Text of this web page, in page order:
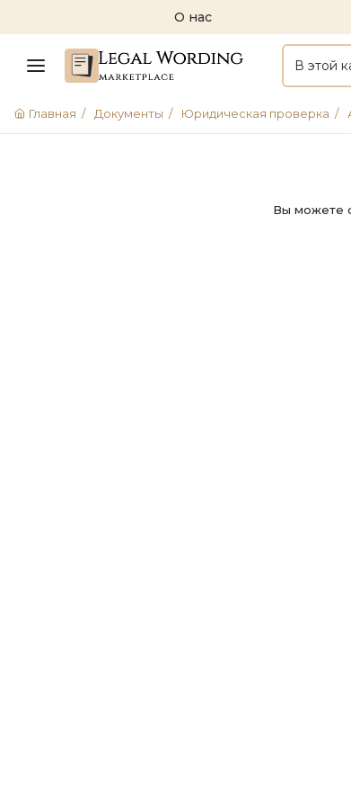
О нас
В этой
Главная / Документы / Юридическая проверка /
Вы можете